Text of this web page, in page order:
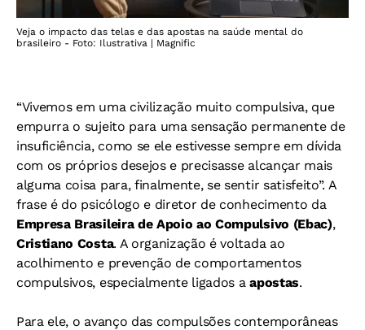
Veja o impacto das telas e das apostas na saúde mental do
brasileiro - Foto: Ilustrativa | Magnific
“Vivemos em uma civilização muito compulsiva, que
empurra o sujeito para uma sensação permanente de
insuficiência, como se ele estivesse sempre em dívida
com os próprios desejos e precisasse alcançar mais
alguma coisa para, finalmente, se sentir satisfeito”. A
frase é do psicólogo e diretor de conhecimento da
Empresa Brasileira de Apoio ao Compulsivo (Ebac),
Cristiano Costa. A organização é voltada ao
acolhimento e prevenção de comportamentos
compulsivos, especialmente ligados aapostas.
Para ele, o avanço das compulsões contemporâneas